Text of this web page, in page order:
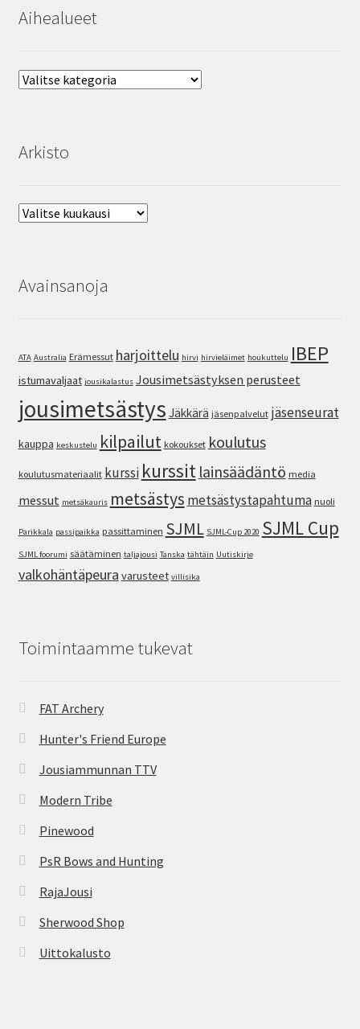
Aihealueet
Aihealueet
Arkisto
Arkisto
Avainsanoja
ATA Australia Erämessut harjoittelu hirvi hirvieläimet houkuttelu IBEP
istumavaljaat jousikalastus Jousimetsästyksen perusteet
jousimetsästys Jäkkärä jäsenpalvelut jäsenseurat
kauppa keskustelu kilpailut kokoukset koulutus
koulutusmateriaalit kurssi kurssit lainsäädäntö media
messut metsäkauris metsästys metsästystapahtuma nuoli
Parikkala passipaikka passittaminen SJML SJML-Cup 2020 SJML Cup
SJML foorumi säätäminen taljajousi Tanska tähtäin Uutiskirje
valkohäntäpeura varusteet villisika
Toimintaamme tukevat
FAT Archery
Hunter's Friend Europe
Jousiammunnan TTV
Modern Tribe
Pinewood
PsR Bows and Hunting
RajaJousi
Sherwood Shop
Uittokalusto